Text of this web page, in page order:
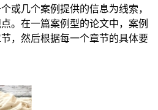
或几个案例提供的信息为线索，
。在一篇案例型的论文中，案例
，然后根据每一个章节的具体要